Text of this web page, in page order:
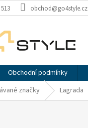
obchod@go4style.cz
Obchodní podmínky
značky Lagrada